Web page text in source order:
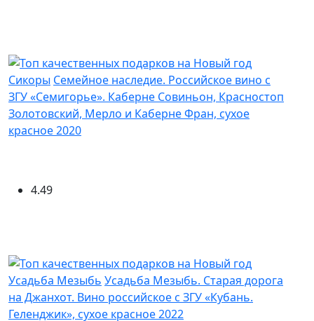
Сикоры Семейное наследие. Российское вино с
ЗГУ «Семигорье». Каберне Совиньон, Красностоп
Золотовский, Мерло и Каберне Фран, сухое
красное 2020
4.49
Усадьба Мезыбь Усадьба Мезыбь. Старая дорога
на Джанхот. Вино российское с ЗГУ «Кубань.
Геленджик», сухое красное 2022